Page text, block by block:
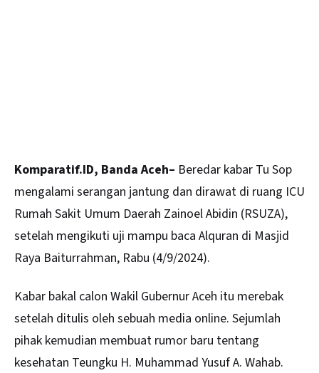
Komparatif.ID, Banda Aceh– Beredar kabar Tu Sop
mengalami serangan jantung dan dirawat di ruang ICU
Rumah Sakit Umum Daerah Zainoel Abidin (RSUZA),
setelah mengikuti uji mampu baca Alquran di Masjid
Raya Baiturrahman, Rabu (4/9/2024).
Kabar bakal calon Wakil Gubernur Aceh itu merebak
setelah ditulis oleh sebuah media online. Sejumlah
pihak kemudian membuat rumor baru tentang
kesehatan Teungku H. Muhammad Yusuf A. Wahab.